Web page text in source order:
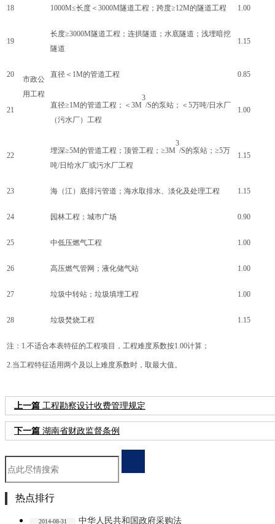
市政公
用工程
18 1000M≤长度＜3000M隧道工程；跨度≥12M的隧道工程 1.00
19
长度≥3000M隧道工程；连拱隧道；水底隧道；浅埋暗挖
隧道
1.15
20 直径＜ 1M的管道工程 0.85
21
直径≥1M的管道工程；＜3M
3
/S的泵站；＜5万吨/日水厂
（污水厂）工程
1.00
22
埋深≥5M的管道工程；顶管工程；≥3M
3
/S的泵站；≥5万
吨/日给水厂或污水厂工程
1.15
23 海（江）底排污管道；海水取排水、淡化及处理工程 1.15
24 园林工程；城巿广场 0.90
25 中低压燃气工程 1.00
26 高压燃气管网；液化储气站 1.00
27 垃圾中转站；垃圾填埋工程 1.00
28 垃圾焚烧工程 1.15
注： 1.不适合本表特征的工程项目，工程难度系数按1.00计算；
2.当工程特征适用两个及以上难度系数时，取最大值。
上一篇 工程勘察设计收费管理规定
下一篇 湖南省财政监督条例
热点排行
2014-08-31 中华人民共和国政府采购法